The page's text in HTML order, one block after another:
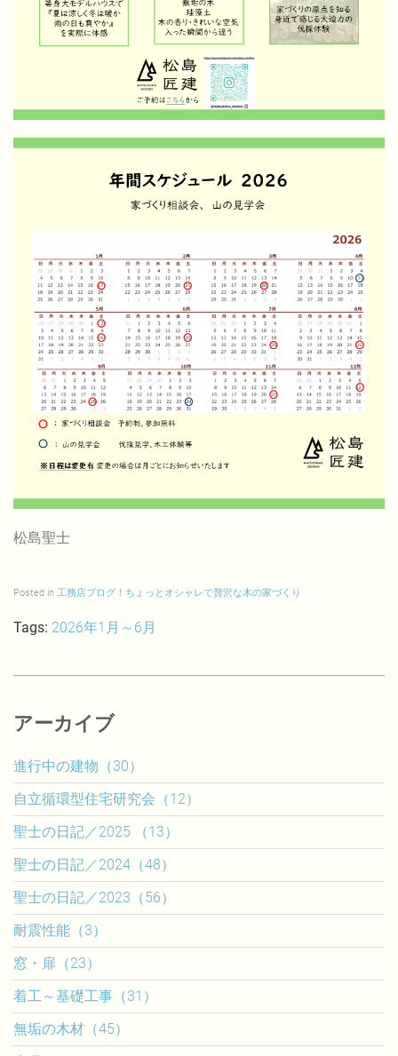
松島聖士
Posted in 工務店ブログ！ちょっとオシャレで贅沢な木の家づくり
Tags: 2026年1月～6月
アーカイブ
進行中の建物（30）
自立循環型住宅研究会（12）
聖士の日記／2025 （13）
聖士の日記／2024（48）
聖士の日記／2023（56）
耐震性能（3）
窓・扉（23）
着工～基礎工事（31）
無垢の木材（45）